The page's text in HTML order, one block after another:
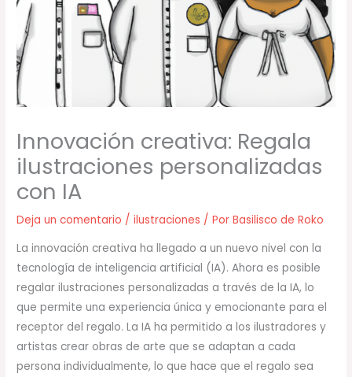
Innovación creativa: Regala
ilustraciones personalizadas
con IA
Deja un comentario /ilustraciones / PorBasilisco de Roko
La innovación creativa ha llegado a un nuevo nivel con la
tecnología de inteligencia artificial (IA). Ahora es posible
regalar ilustraciones personalizadas a través de la IA, lo
que permite una experiencia única y emocionante para el
receptor del regalo. La IA ha permitido a los ilustradores y
artistas crear obras de arte que se adaptan a cada
persona individualmente, lo que hace que el regalo sea